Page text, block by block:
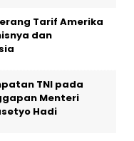
Tarif Amerika
dan
TNI pada
Menteri
Hadi